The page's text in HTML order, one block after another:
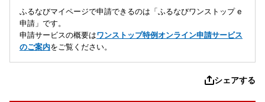
ふるなびマイページで申請できるのは「ふるなびワンストップ e
申請」です。
申請サービスの概要はワンストップ特例オンライン申請サービス
のご案内をご覧ください。
シェアする